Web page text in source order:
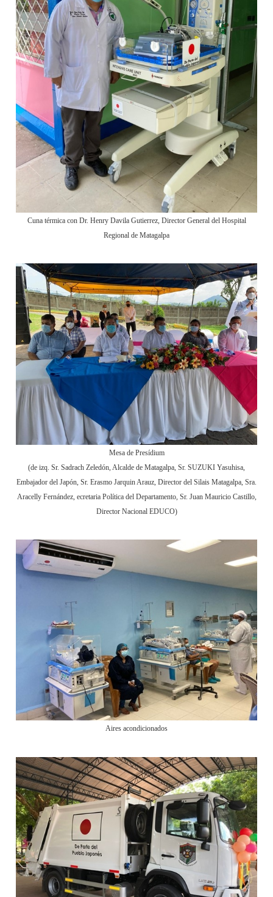
Cuna térmica con Dr. Henry Davila Gutierrez, Director General del Hospital
Regional de Matagalpa
Mesa de Presídium
(de izq. Sr. Sadrach Zeledón, Alcalde de Matagalpa, Sr. SUZUKI Yasuhisa,
Embajador del Japón, Sr. Erasmo Jarquin Arauz, Director del Silais Matagalpa, Sra.
Aracelly Fernández, ecretaria Política del Departamento, Sr. Juan Mauricio Castillo,
Director Nacional EDUCO)
Aires acondicionados